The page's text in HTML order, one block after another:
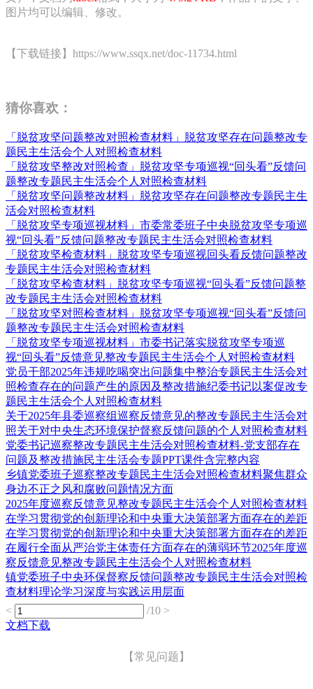
图片均可以编辑、修改。
【下载链接】https://www.ssqx.net/doc-11734.html
猜你喜欢：
「脱贫攻坚问题整改对照检查材料」脱贫攻坚存在问题整改专
题民主生活会个人对照检查材料
「脱贫攻坚整改对照检查」脱贫攻坚专项巡视“回头看”反馈问
题整改专题民主生活会个人对照检查材料
「脱贫攻坚问题整改材料」脱贫攻坚存在问题整改专题民主生
活会对照检查材料
「脱贫攻坚专项巡视材料」市委常委班子中央脱贫攻坚专项巡
视“回头看”反馈问题整改专题民主生活会对照检查材料
「脱贫攻坚检查材料」脱贫攻坚专项巡视回头看反馈问题整改
专题民主生活会对照检查材料
「脱贫攻坚检查材料」脱贫攻坚专项巡视“回头看”反馈问题整
改专题民主生活会对照检查材料
「脱贫攻坚对照检查材料」脱贫攻坚专项巡视“回头看”反馈问
题整改专题民主生活会对照检查材料
「脱贫攻坚专项巡视材料」市委书记落实脱贫攻坚专项巡
视“回头看”反馈意见整改专题民主生活会个人对照检查材料
党员干部2025年违规吃喝突出问题集中整治专题民主生活会对
照检查存在的问题产生的原因及整改措施纪委书记以案促改专
题民主生活会个人对照检查材料
关于2025年县委巡察组巡察反馈意见的整改专题民主生活会对
照关于对中央生态环境保护督察反馈问题的个人对照检查材料
党委书记巡察整改专题民主生活会对照检查材料-党支部存在
问题及整改措施民主生活会专题PPT课件含完整内容
乡镇党委班子巡察整改专题民主生活会对照检查材料聚焦群众
身边不正之风和腐败问题情况方面
2025年度巡察反馈意见整改专题民主生活会个人对照检查材料
在学习贯彻党的创新理论和中央重大决策部署方面存在的差距
在学习贯彻党的创新理论和中央重大决策部署方面存在的差距
在履行全面从严治党主体责任方面存在的薄弱环节2025年度巡
察反馈意见整改专题民主生活会个人对照检查材料
镇党委班子中央环保督察反馈问题整改专题民主生活会对照检
查材料理论学习深度与实践运用层面
<
/10 >
文档下载
【常见问题】